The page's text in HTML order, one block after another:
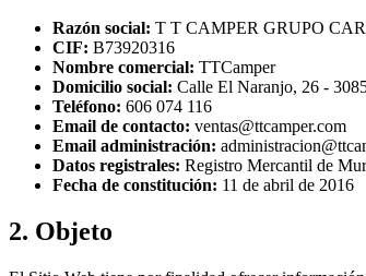
Razón social: T T CAMPER GRUPO
CIF: B73920316
Nombre comercial: TTCamper
Domicilio social: Calle El Naranjo, 26 -
Teléfono: 606 074 116
Email de contacto: ventas@ttcamper.com
Email administración:
Datos registrales: Registro Mercantil de
Fecha de constitución: 11 de abril de 2016
2. Objeto